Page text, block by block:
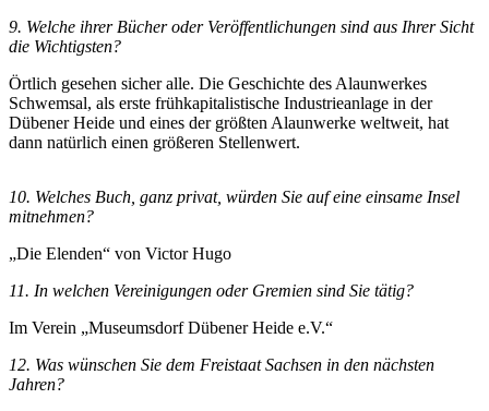
9. Welche ihrer Bücher oder Veröffentlichungen sind aus Ihrer Sicht
die Wichtigsten?
Örtlich gesehen sicher alle. Die Geschichte des Alaunwerkes
Schwemsal, als erste frühkapitalistische Industrieanlage in der
Dübener Heide und eines der größten Alaunwerke weltweit, hat
dann natürlich einen größeren Stellenwert.
10. Welches Buch, ganz privat, würden Sie auf eine einsame Insel
mitnehmen?
„Die Elenden“ von Victor Hugo
11. In welchen Vereinigungen oder Gremien sind Sie tätig?
Im Verein „Museumsdorf Dübener Heide e.V.“
12. Was wünschen Sie dem Freistaat Sachsen in den nächsten
Jahren?